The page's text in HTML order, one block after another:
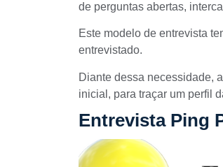
de perguntas abertas,
Este modelo de entrevista
entrevistado.
Diante dessa necessidade,
inicial, para traçar um perfil
Entrevista Ping